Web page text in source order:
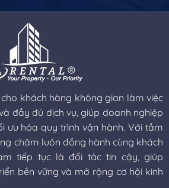
khách hàng không gian làm việc
đầy đủ dịch vụ, giúp doanh nghiệp
ưu hóa quy trình vận hành. Với tầm
châm luôn đồng hành cùng khách
tiếp tục là đối tác tin cậy, giúp
bền vững và mở rộng cơ hội kinh